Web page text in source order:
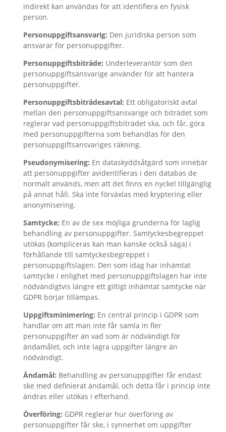
indirekt kan användas för att identifiera en fysisk
person.
Personuppgiftsansvarig: Den juridiska person som
ansvarar för personuppgifter.
Personuppgiftsbiträde: Underleverantör som den
personuppgiftsansvarige använder för att hantera
personuppgifter.
Personuppgiftsbiträdesavtal: Ett obligatoriskt avtal
mellan den personuppgiftsansvarige och biträdet som
reglerar vad personuppgiftsbiträdet ska, och får, göra
med personuppgifterna som behandlas för den
personuppgiftsansvariges räkning.
Pseudonymisering: En dataskyddsåtgärd som innebär
att personuppgifter avidentifieras i den databas de
normalt används, men att det finns en nyckel tillgänglig
på annat håll. Ska inte förväxlas med kryptering eller
anonymisering.
Samtycke: En av de sex möjliga grunderna för laglig
behandling av personuppgifter. Samtyckesbegreppet
utökas (kompliceras kan man kanske också säga) i
förhållande till samtyckesbegreppet i
personuppgiftslagen. Den som idag har inhämtat
samtycke i enlighet med personuppgiftslagen har inte
nödvändigtvis längre ett giltigt inhämtat samtycke när
GDPR börjar tillämpas.
Uppgiftsminimering: En central princip i GDPR som
handlar om att man inte får samla in fler
personuppgifter än vad som är nödvändigt för
ändamålet, och inte lagra uppgifter längre än
nödvändigt.
Ändamål: Behandling av personuppgifter får endast
ske med definierat ändamål, och detta får i princip inte
ändras eller utökas i efterhand.
Överföring: GDPR reglerar hur överföring av
personuppgifter får ske, i synnerhet om uppgifter